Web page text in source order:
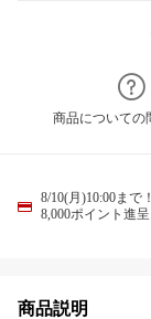
商品についての
8/10(月)10:00まで
8,000ポイント進呈
商品説明